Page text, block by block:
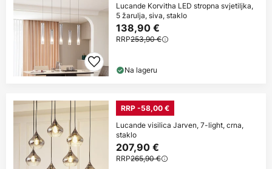
Lucande Korvitha LED stropna svjetiljka,
5 žarulja, siva, staklo
138,90 €
RRP253,90 €
Na lageru
RRP -58,00 €
Lucande visilica Jarven, 7-light, crna,
staklo
207,90 €
RRP265,90 €